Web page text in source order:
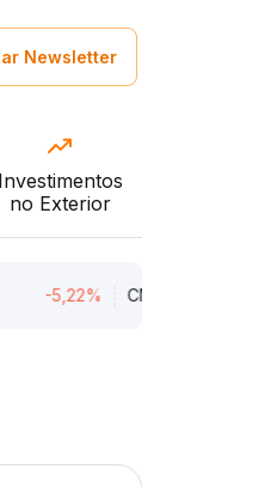
Newsletter
Investimentos
no Exterior
-5,22% CMIN3